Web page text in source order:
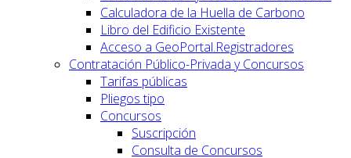
Calculadora de la Huella de Carbono
Libro del Edificio Existente
Acceso a GeoPortal.Registradores
Contratación Público-Privada y Concursos
Tarifas públicas
Pliegos tipo
Concursos
Suscripción
Consulta de Concursos